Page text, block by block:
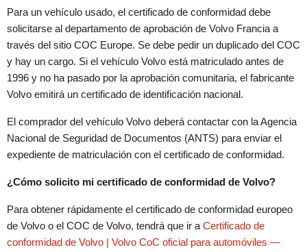
Para un vehículo usado, el certificado de conformidad debe
solicitarse al departamento de aprobación de Volvo Francia a
través del sitio COC Europe. Se debe pedir un duplicado del COC
y hay un cargo. Si el vehículo Volvo está matriculado antes de
1996 y no ha pasado por la aprobación comunitaria, el fabricante
Volvo emitirá un certificado de identificación nacional.
El comprador del vehículo Volvo deberá contactar con la Agencia
Nacional de Seguridad de Documentos (ANTS) para enviar el
expediente de matriculación con el certificado de conformidad.
¿Cómo solicito mi certificado de conformidad de Volvo?
Para obtener rápidamente el certificado de conformidad europeo
de Volvo o el COC de Volvo, tendrá que ir a Certificado de
conformidad de Volvo | Volvo CoC oficial para automóviles —